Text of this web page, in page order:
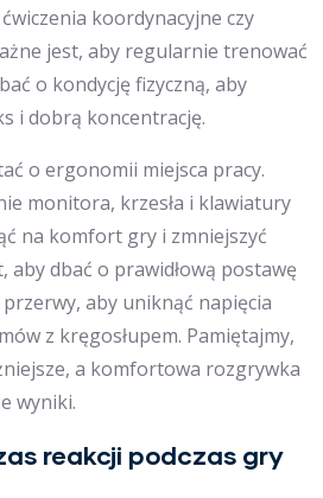
koordynacyjne czy
jest, aby regularnie trenować
o kondycję fizyczną, aby
i dobrą koncentrację.
o ergonomii miejsca pracy.
monitora, krzesła i klawiatury
na komfort gry i zmniejszyć
aby dbać o prawidłową postawę
aby uniknąć napięcia
z kręgosłupem. Pamiętajmy,
a komfortowa rozgrywka
wyniki.
reakcji podczas gry